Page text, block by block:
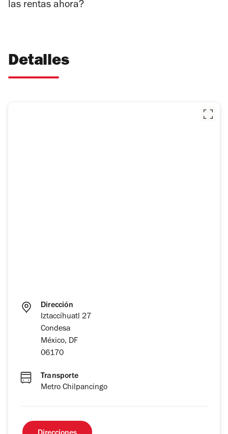
las rentas ahora?
Detalles
Dirección
Iztaccíhuatl 27
Condesa
México, DF
06170
Transporte
Metro Chilpancingo